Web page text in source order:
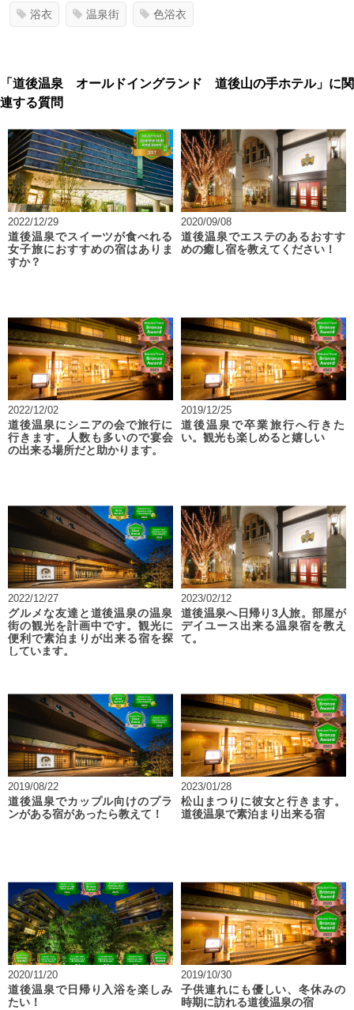
浴衣 温泉街 色浴衣
「道後温泉 オールドイングランド 道後山の手ホテル」に関
連する質問
2022/12/29
道後温泉でスイーツが食べれる
女子旅におすすめの宿はありま
すか？
2020/09/08
道後温泉でエステのあるおすす
めの癒し宿を教えてください！
2022/12/02
道後温泉にシニアの会で旅行に
行きます。人数も多いので宴会
の出来る場所だと助かります。
2019/12/25
道後温泉で卒業旅行へ行きた
い。観光も楽しめると嬉しい
2022/12/27
グルメな友達と道後温泉の温泉
街の観光を計画中です。観光に
便利で素泊まりが出来る宿を探
しています。
2023/02/12
道後温泉へ日帰り3人旅。部屋が
デイユース出来る温泉宿を教え
て。
2019/08/22
道後温泉でカップル向けのプラ
ンがある宿があったら教えて！
2023/01/28
松山まつりに彼女と行きます。
道後温泉で素泊まり出来る宿
2020/11/20
道後温泉で日帰り入浴を楽しみ
たい！
2019/10/30
子供連れにも優しい、冬休みの
時期に訪れる道後温泉の宿